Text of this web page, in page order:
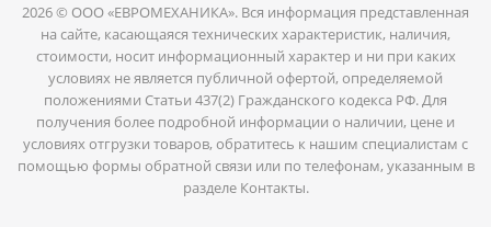
2026 © ООО «ЕВРОМЕХАНИКА». Вся информация представленная
на сайте, касающаяся технических характеристик, наличия,
стоимости, носит информационный характер и ни при каких
условиях не является публичной офертой, определяемой
положениями Статьи 437(2) Гражданского кодекса РФ. Для
получения более подробной информации о наличии, цене и
условиях отгрузки товаров, обратитесь к нашим специалистам с
помощью формы обратной связи или по телефонам, указанным в
разделе Контакты.